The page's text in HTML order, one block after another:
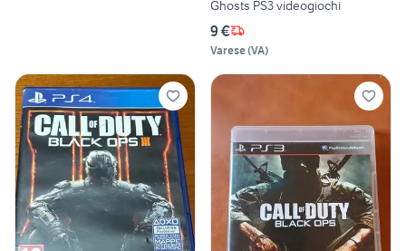
Ghosts PS3 videogiochi
9 €
Varese(VA)